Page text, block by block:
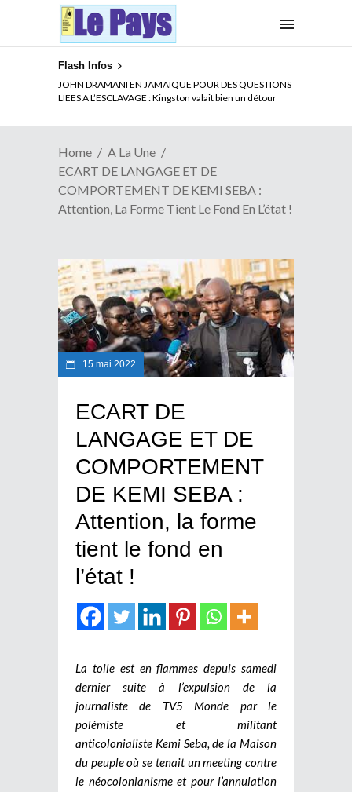
Flash Infos
ELECTION DE TALON A LA TETE DU SENAT BENINOIS :
Quand Patrice quitte le pouvoir sans partir !
Home
A La Une
ECART DE LANGAGE ET DE
COMPORTEMENT DE KEMI SEBA :
Attention, La Forme Tient Le Fond En L’état !
15 mai 2022
ECART DE
LANGAGE ET DE
COMPORTEMENT
DE KEMI SEBA :
Attention, la forme
tient le fond en
l’état !
La toile est en flammes depuis samedi
dernier suite à l’expulsion de la
journaliste de TV5 Monde par le
polémiste et militant
anticolonialiste Kemi Seba, de la Maison
du peuple où se tenait un meeting contre
le néocolonianisme et pour l’annulation